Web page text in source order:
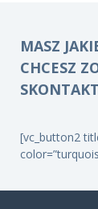
MASZ
CHCESZ
[vc_button2